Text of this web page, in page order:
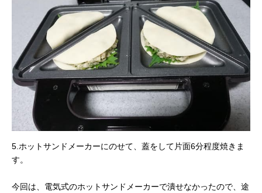
5.ホットサンドメーカーにのせて、蓋をして片面6分程度焼きま
す。
今回は、電気式のホットサンドメーカーで潰せなかったので、途